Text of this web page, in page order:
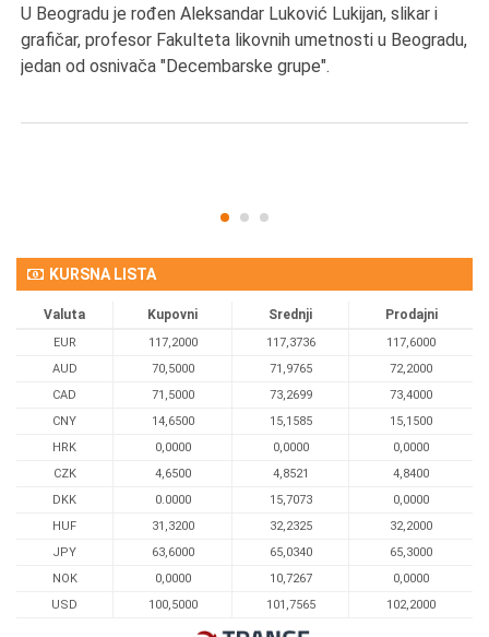
U Beogradu je rođen Aleksandar Luković Lukijan, slikar i
grafičar, profesor Fakulteta likovnih umetnosti u Beogradu,
jedan od osnivača "Decembarske grupe".
KURSNA LISTA
Valuta Kupovni Srednji Prodajni
EUR 117,2000 117,3736
117,6000
AUD
70,5000 71,9765
72,2000
CAD
71,5000 73,2699
73,4000
CNY
14,6500 15,1585
15,1500
HRK
0,0000 0,0000
0,0000
CZK
4,6500 4,8521
4,8400
DKK
0.0000 15,7073
0,0000
HUF
31,3200 32,2325
32,2000
JPY
63,6000 65,0340
65,3000
NOK
0,0000 10,7267
0,0000
USD
100,5000 101,7565 102,2000